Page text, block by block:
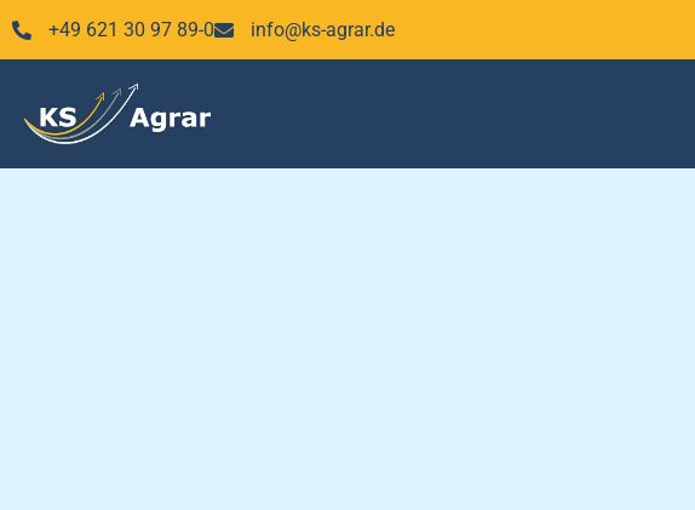
Zum
Inhalt
+49 621 30 97 89-0 info@ks-agrar.de